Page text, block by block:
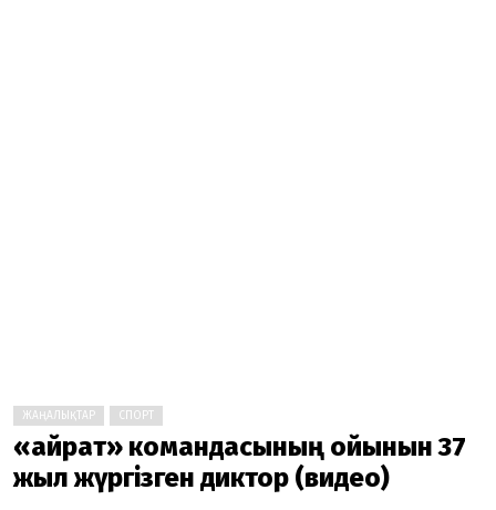
ЖАҢАЛЫҚТАР СПОРТ
«Қайрат» командасының ойынын 37
жыл жүргізген диктор (видео)